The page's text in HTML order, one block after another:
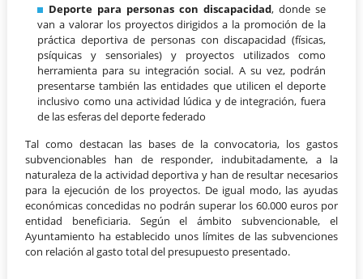
Deporte para personas con discapacidad, donde se
van a valorar los proyectos dirigidos a la promoción de la
práctica deportiva de personas con discapacidad (físicas,
psíquicas y sensoriales) y proyectos utilizados como
herramienta para su integración social. A su vez, podrán
presentarse también las entidades que utilicen el deporte
inclusivo como una actividad lúdica y de integración, fuera
de las esferas del deporte federado
Tal como destacan las bases de la convocatoria, los gastos
subvencionables han de responder, indubitadamente, a la
naturaleza de la actividad deportiva y han de resultar necesarios
para la ejecución de los proyectos. De igual modo, las ayudas
económicas concedidas no podrán superar los 60.000 euros por
entidad beneficiaria. Según el ámbito subvencionable, el
Ayuntamiento ha establecido unos límites de las subvenciones
con relación al gasto total del presupuesto presentado.